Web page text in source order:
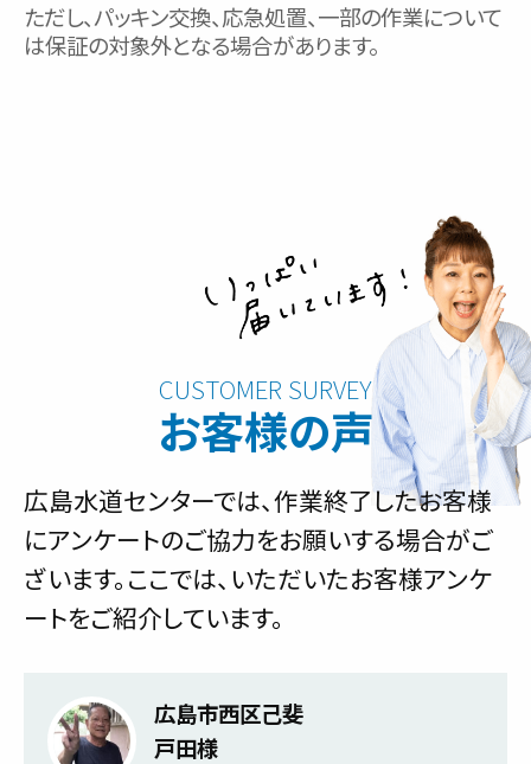
ただし、パッキン交換、応急処置、一部の作業について
は保証の対象外となる場合があります。
お客様の声
広島水道センターでは、作業終了したお客様
にアンケートのご協力をお願いする場合がご
ざいます。ここでは、いただいたお客様アンケ
ートをご紹介しています。
広島市西区己斐
戸田様